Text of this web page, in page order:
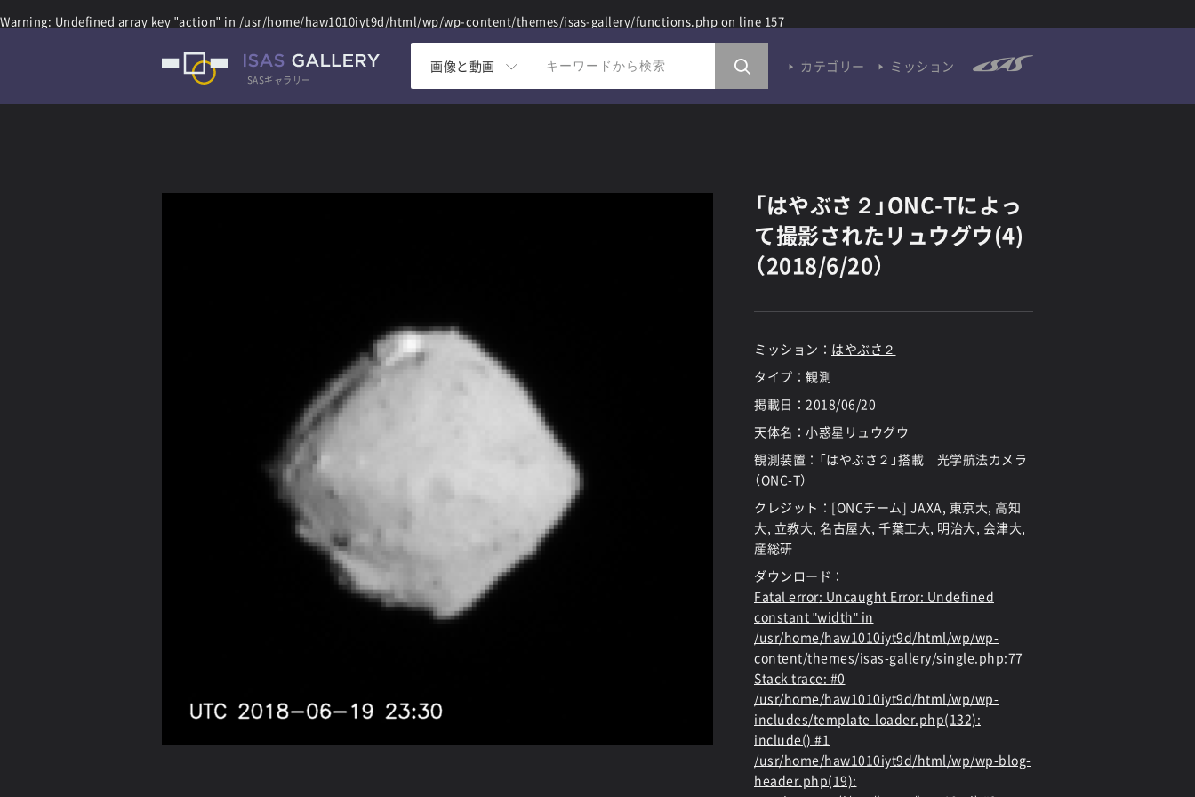
Warning: Undefined array key "action" in /usr/home/haw1010iyt9d/html/wp/wp-content/themes/isas-gallery/functions.php on line 157
ISASギャラリー
画像と動画 カテゴリー ミッション
「はやぶさ２」ONC-Tによっ
て撮影されたリュウグウ(4)
（2018/6/20）
ミッション： はやぶさ２
タイプ：観測
掲載日： 2018/06/20
天体名：小惑星リュウグウ
観測装置：「はやぶさ２」搭載 光学航法カメラ
（ONC-T）
クレジット：[ONCチーム] JAXA, 東京大, 高知
大, 立教大, 名古屋大, 千葉工大, 明治大, 会津大,
産総研
ダウンロード：
Fatal error: Uncaught Error: Undefined
constant "width" in
/usr/home/haw1010iyt9d/html/wp/wp-
content/themes/isas-gallery/single.php:77
Stack trace: #0
/usr/home/haw1010iyt9d/html/wp/wp-
includes/template-loader.php(132):
include() #1
/usr/home/haw1010iyt9d/html/wp/wp-blog-
header.php(19):